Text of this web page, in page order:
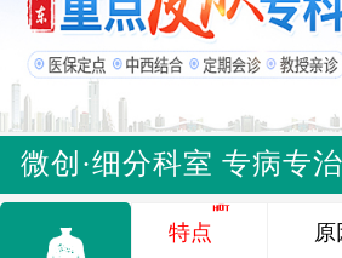
微创·细分科室 专病专治
特点 原